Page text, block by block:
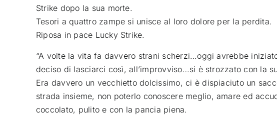
Strike dopo la sua morte.
Tesori a quattro zampe si unisce al loro dolore per la perdita.
Riposa in pace Lucky Strike.
“A volte la vita fa davvero strani scherzi…oggi avrebbe
deciso di lasciarci così, all’improvviso…si è strozzato con la
Era davvero un vecchietto dolcissimo, ci è dispiaciuto un
strada insieme, non poterlo conoscere meglio, amare ed
coccolato, pulito e con la pancia piena.